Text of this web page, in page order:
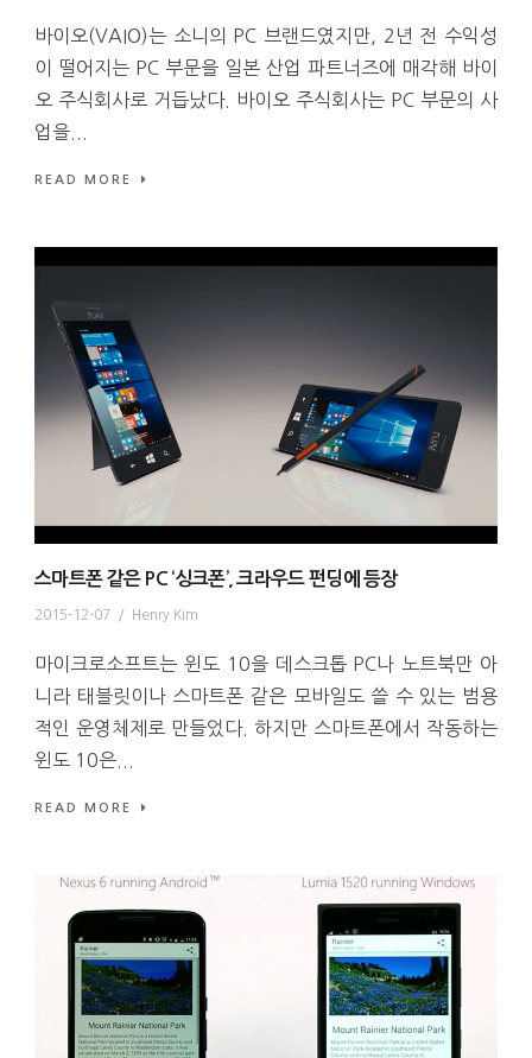
바이오(VAIO)는 소니의 PC 브랜드였지만, 2년 전 수익성
이 떨어지는 PC 부문을 일본 산업 파트너즈에 매각해 바이
오 주식회사로 거듭났다. 바이오 주식회사는 PC 부문의 사
업을...
READ MORE
스마트폰 같은 PC ‘싱크폰’, 크라우드 펀딩에 등장
2015-12-07 / Henry Kim
마이크로소프트는 윈도 10을 데스크톱 PC나 노트북만 아
니라 태블릿이나 스마트폰 같은 모바일도 쓸 수 있는 범용
적인 운영체제로 만들었다. 하지만 스마트폰에서 작동하는
윈도 10은...
READ MORE